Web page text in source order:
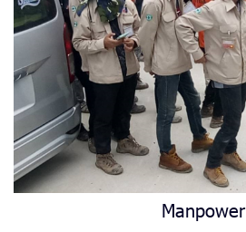
Manpower